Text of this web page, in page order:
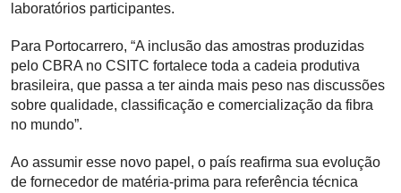
laboratórios participantes.
Para Portocarrero, “A inclusão das amostras produzidas
pelo CBRA no CSITC fortalece toda a cadeia produtiva
brasileira, que passa a ter ainda mais peso nas discussões
sobre qualidade, classificação e comercialização da fibra
no mundo”.
Ao assumir esse novo papel, o país reafirma sua evolução
de fornecedor de matéria-prima para referência técnica